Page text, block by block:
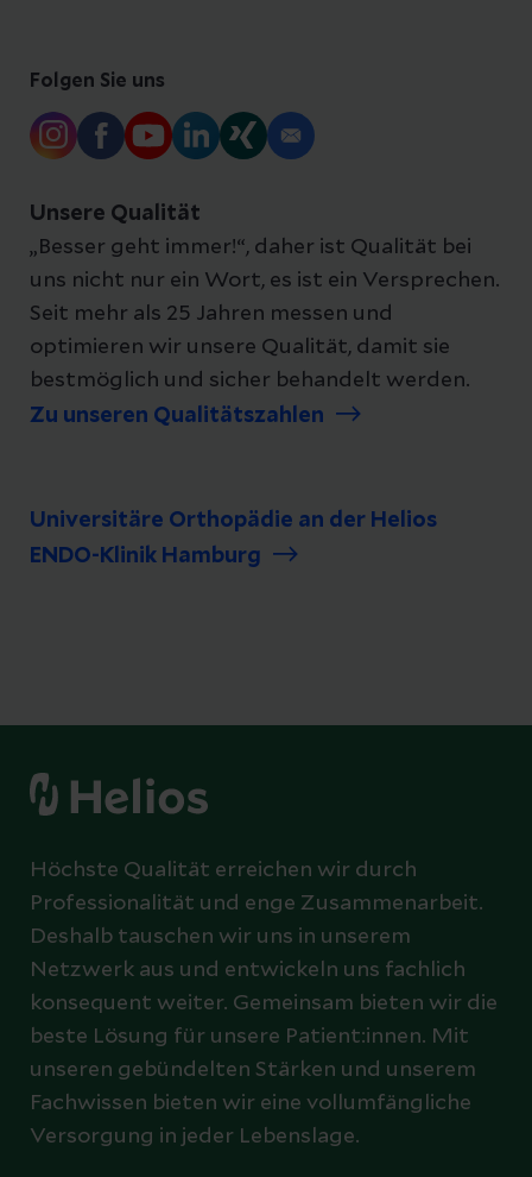
Folgen Sie uns
Unsere Qualität
„Besser geht immer!“, daher ist Qualität bei
uns nicht nur ein Wort, es ist ein Versprechen.
Seit mehr als 25 Jahren messen und
optimieren wir unsere Qualität, damit sie
bestmöglich und sicher behandelt werden.
Zu unseren Qualitätszahlen
Universitäre Orthopädie an der Helios
ENDO-Klinik Hamburg
Höchste Qualität erreichen wir durch
Professionalität und enge Zusammenarbeit.
Deshalb tauschen wir uns in unserem
Netzwerk aus und entwickeln uns fachlich
konsequent weiter. Gemeinsam bieten wir die
beste Lösung für unsere Patient:innen. Mit
unseren gebündelten Stärken und unserem
Fachwissen bieten wir eine vollumfängliche
Versorgung in jeder Lebenslage.